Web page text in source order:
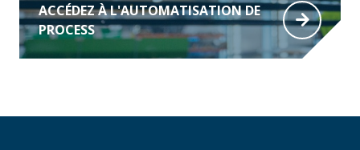
ACCÉDEZ À L'AUTOMATISATION DE
PROCESS